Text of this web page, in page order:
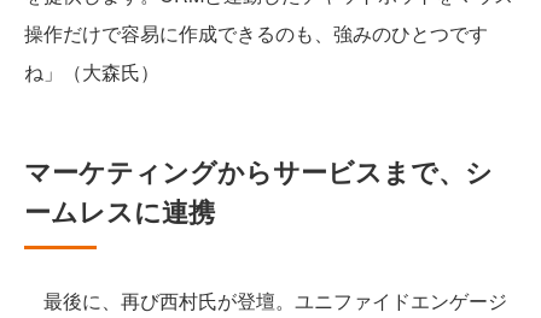
操作だけで容易に作成できるのも、強みのひとつです
ね」（大森氏）
マーケティングからサービスまで、シ
ームレスに連携
最後に、再び西村氏が登壇。ユニファイドエンゲージ